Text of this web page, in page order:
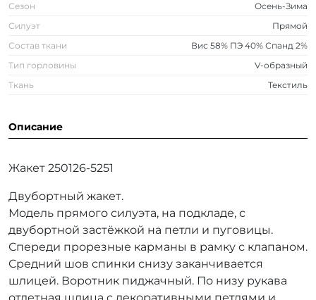
Сезон
Осень-Зима
Силуэт
Прямой
Состав ткани
Вис 58% ПЭ 40% Спанд 2%
Тип горловины
V-образный
Ткань
Текстиль
Описание
Жакет 250126-5251
Двубортный жакет.
Модель прямого силуэта, на подкладе, с
двубортной застёжкой на петли и пуговицы.
Спереди прорезные карманы в рамку с клапаном.
Средний шов спинки снизу заканчивается
шлицей. Воротник пиджачный. По низу рукава